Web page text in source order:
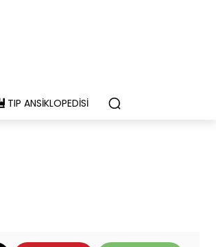
TIP ANSIKLOPEDISI